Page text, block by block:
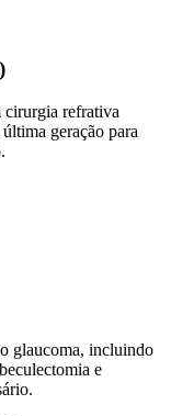
cirurgia refrativa
geração para
glaucoma, incluindo
e